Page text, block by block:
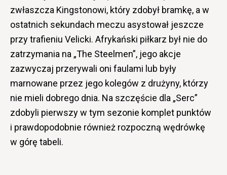
zwłaszcza Kingstonowi, który zdobył bramkę, a w
ostatnich sekundach meczu asystował jeszcze
przy trafieniu Velicki. Afrykański piłkarz był nie do
zatrzymania na „The Steelmen”, jego akcje
zazwyczaj przerywali oni faulami lub były
marnowane przez jego kolegów z drużyny, którzy
nie mieli dobrego dnia. Na szczęście dla „Serc”
zdobyli pierwszy w tym sezonie komplet punktów
i prawdopodobnie również rozpoczną wędrówkę
w górę tabeli.